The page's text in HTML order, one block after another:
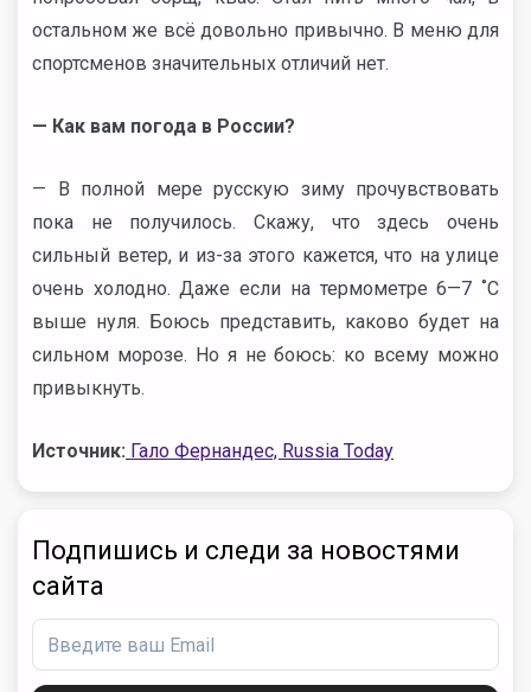
остальном же всё довольно привычно. В меню для
спортсменов значительных отличий нет.
— Как вам погода в России?
— В полной мере русскую зиму прочувствовать
пока не получилось. Скажу, что здесь очень
сильный ветер, и из-за этого кажется, что на улице
очень холодно. Даже если на термометре 6—7 ˚С
выше нуля. Боюсь представить, каково будет на
сильном морозе. Но я не боюсь: ко всему можно
привыкнуть.
Источник: Гало Фернандес, Russia Today
Подпишись и следи за новостями
сайта